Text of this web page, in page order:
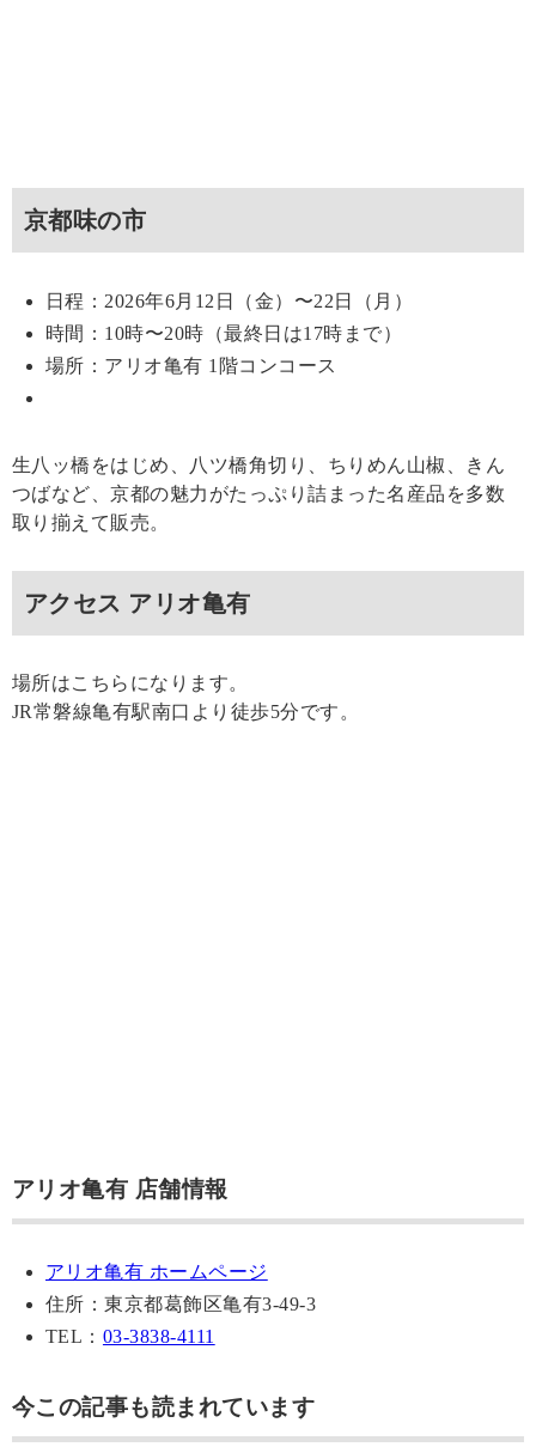
京都味の市
日程：2026年6月12日（金）〜22日（月）
時間：10時〜20時（最終日は17時まで）
場所：アリオ亀有 1階コンコース
生八ッ橋をはじめ、八ツ橋角切り、ちりめん山椒、きん
つばなど、京都の魅力がたっぷり詰まった名産品を多数
取り揃えて販売。
アクセス アリオ亀有
場所はこちらになります。
JR常磐線亀有駅南口より徒歩5分です。
アリオ亀有 店舗情報
アリオ亀有 ホームページ
住所：東京都葛飾区亀有3-49-3
TEL： 03-3838-4111
今この記事も読まれています